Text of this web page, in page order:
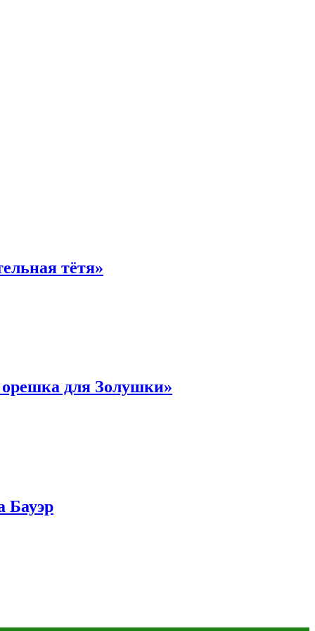
тётя»
для Золушки»
Бауэр